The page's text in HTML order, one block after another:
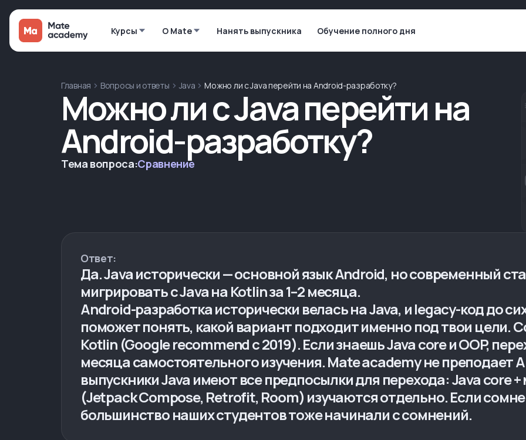
Курсы О Mate Нанять выпускника Обучение полного дня
Главная Вопросы и ответы Java Можно ли с Java перейти на Android-разработку?
Можно ли с Java перейти на
Android-разработку?
Тема вопроса:Сравнение
Ответ:
Да. Java исторически — основной язык Android, но современный
мигрировать с Java на Kotlin за 1–2 месяца.
Android-разработка исторически велась на Java, и legacy-код до
поможет понять, какой вариант подходит именно под твои цели.
Kotlin (Google recommend с 2019). Если знаешь Java core и OOP,
месяца самостоятельного изучения. Mate academy не преподает
выпускники Java имеют все предпосылки для перехода: Java core
(Jetpack Compose, Retrofit, Room) изучаются отдельно. Если
большинство наших студентов тоже начинали с сомнений.